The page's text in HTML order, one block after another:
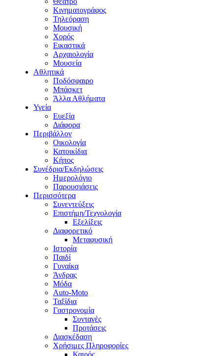
Κινηματογράφος
Τηλεόραση
Μουσική
Χορός
Εικαστικά
Αρχαιολογία
Μουσεία
Αθλητικά
Ποδόσφαιρο
Μπάσκετ
Άλλα Αθλήματα
Υγεία
Ευεξία
Διάφορα
Περιβάλλον
Οικολογία
Κατοικίδια
Κήπος
Συνέδρια/Εκδηλώσεις
Ημερολόγιο
Παρουσιάσεις
Περισσότερα
Συνεντεύξεις
Επιστήμη/Τεχνολογία
Εξελίξεις
Διαφορετικό
Μεταφυσική
Ιστορία
Παιδί
Γυναίκα
Άνδρας
Μόδα
Auto-Moto
Ταξίδια
Γαστρονομία
Συνταγές
Προτάσεις
Διασκέδαση
Χρήσιμες Πληροφορίες
Καιρός